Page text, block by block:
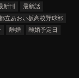
新刊
最新話
立あおい坂高校野球部
離婚
離婚予定日